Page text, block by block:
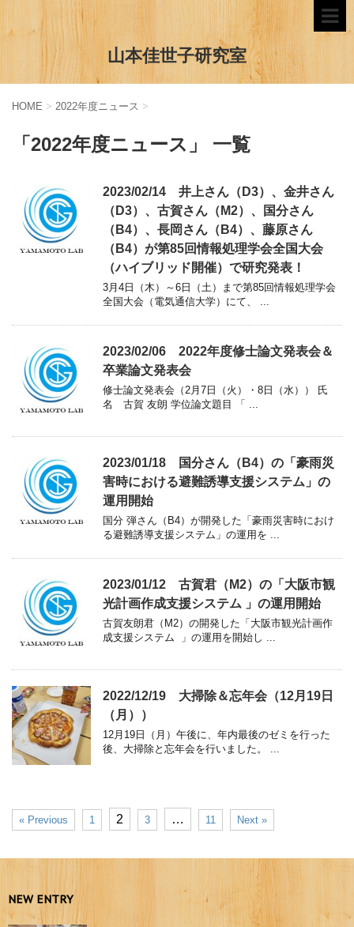
山本佳世子研究室
HOME > 2022年度ニュース >
「2022年度ニュース」 一覧
2023/02/14 井上さん（D3）、金井さん
（D3）、古賀さん（M2）、国分さん
（B4）、長岡さん（B4）、藤原さん
（B4）が第85回情報処理学会全国大会
（ハイブリッド開催）で研究発表！
3月4日（木）～6日（土）まで第85回情報処理学会
全国大会（電気通信大学）にて、 ...
2023/02/06 2022年度修士論文発表会＆
卒業論文発表会
修士論文発表会（2月7日（火）・8日（水）） 氏
名 古賀 友朗 学位論文題目 「 ...
2023/01/18 国分さん（B4）の「豪雨災
害時における避難誘導支援システム」の
運用開始
国分 弾さん（B4）が開発した「豪雨災害時におけ
る避難誘導支援システム」の運用を ...
2023/01/12 古賀君（M2）の「大阪市観
光計画作成支援システム 」の運用開始
古賀友朗君（M2）の開発した「大阪市観光計画作
成支援システム 」の運用を開始し ...
2022/12/19 大掃除＆忘年会（12月19日
（月））
12月19日（月）午後に、年内最後のゼミを行った
後、大掃除と忘年会を行いました。 ...
« Previous 1 2 3 … 11 Next »
NEW ENTRY